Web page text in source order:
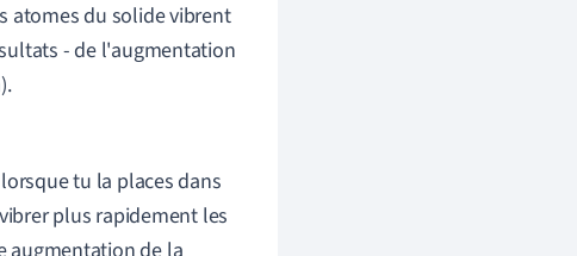
atomes du solide vibrent
- de l'augmentation
tu la places dans
plus rapidement les